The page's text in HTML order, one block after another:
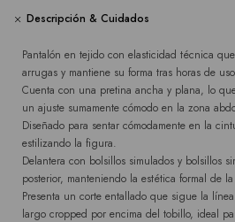
Descripción & Cuidados
Pantalón en tejido con elasticidad técnica
arrugas y mantiene su forma tras horas de
Cuenta con una pretina ancha y plana, lo
un ajuste sumamente cómodo en la zona
Diseñado para sentar cómodamente en la
estilizando la figura.
Delantera con bolsillos simulados y bolsillos
posterior, manteniendo la estética formal de
Presenta un corte entallado que sigue la
largo cropped por encima del tobillo, ideal